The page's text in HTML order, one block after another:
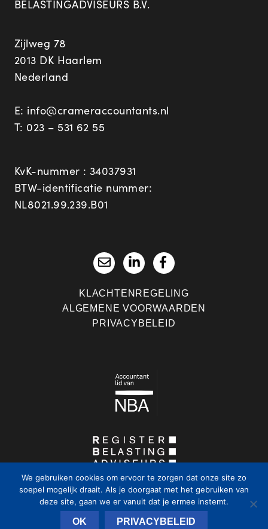
BELASTINGADVISEURS B.V.
Zijlweg 78
2013 DK Haarlem
Nederland
E: info@crameraccountants.nl
T: 023 – 531 62 55
KvK-nummer : 34037931
BTW-identificatie nummer:
NL8021.99.239.B01
KLACHTENREGELING
ALGEMENE VOORWAARDEN
PRIVACYBELEID
We gebruiken cookies om ervoor te zorgen dat onze site zo
soepel mogelijk draait. Als je doorgaat met het gebruiken van
deze site, gaan we er vanuit dat je ermee instemt.
OK PRIVACYBELEID